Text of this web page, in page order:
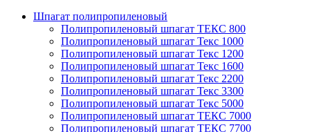
Шпагат полипропиленовый
Полипропиленовый шпагат ТЕКС 800
Полипропиленовый шпагат Текс 1000
Полипропиленовый шпагат Текс 1200
Полипропиленовый шпагат Текс 1600
Полипропиленовый шпагат Текс 2200
Полипропиленовый шпагат Текс 3300
Полипропиленовый шпагат Текс 5000
Полипропиленовый шпагат ТЕКС 7000
Полипропиленовый шпагат ТЕКС 7700